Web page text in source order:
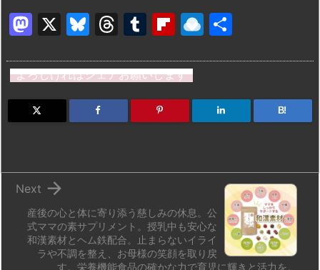
M
st
o
d
X
Bl
e
s
k
T
e
a
d
T
m
bl
r
Fl
b
o
ar
R
n
dr
o
よろしければシェアお願いします
B!
産後の心と体に寄り添う慈しみの休息。公
式ママの素サプリメント。授乳中も安心な
和漢素材とヘム鉄配合。止まらないイライ
ラや不調を整え、お母様の笑顔を取り戻
す。栄養機能食品の確かな力で育児に輝きと活力を。

Next